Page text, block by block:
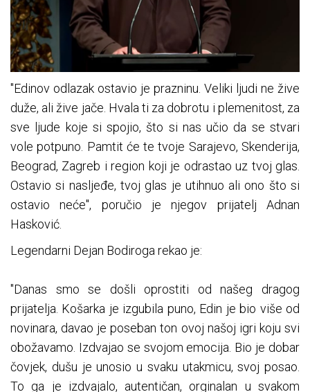
"Edinov odlazak ostavio je prazninu. Veliki ljudi ne žive
duže, ali žive jače. Hvala ti za dobrotu i plemenitost, za
sve ljude koje si spojio, što si nas učio da se stvari
vole potpuno. Pamtit će te tvoje Sarajevo, Skenderija,
Beograd, Zagreb i region koji je odrastao uz tvoj glas.
Ostavio si nasljeđe, tvoj glas je utihnuo ali ono što si
ostavio neće", poručio je njegov prijatelj Adnan
Hasković.
Legendarni Dejan Bodiroga rekao je:
"Danas smo se došli oprostiti od našeg dragog
prijatelja. Košarka je izgubila puno, Edin je bio više od
novinara, davao je poseban ton ovoj našoj igri koju svi
obožavamo. Izdvajao se svojom emocija. Bio je dobar
čovjek, dušu je unosio u svaku utakmicu, svoj posao.
To ga je izdvajalo, autentičan, orginalan u svakom